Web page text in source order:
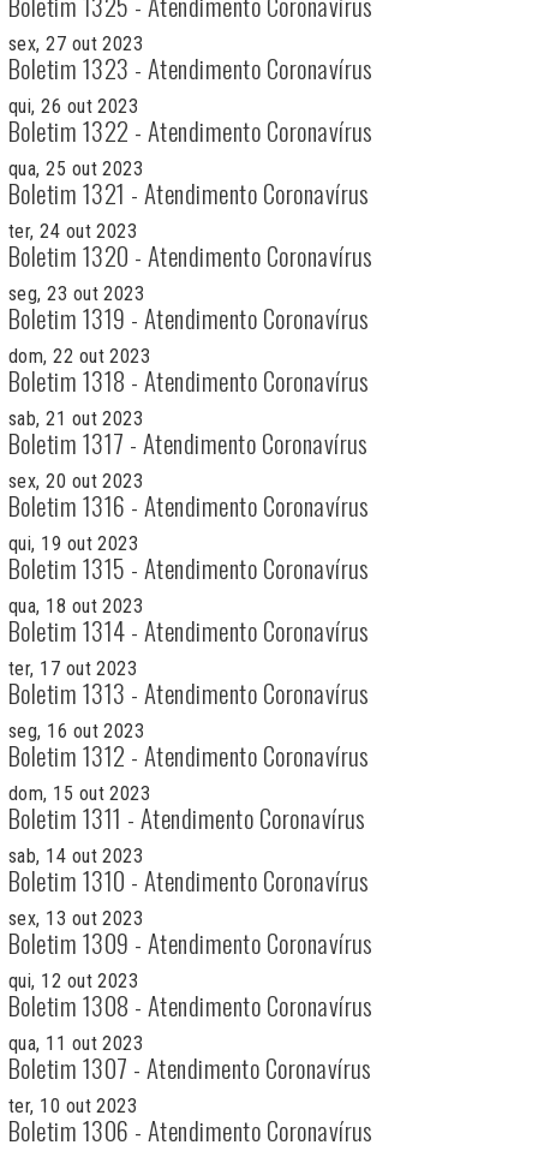
sex, 27 out 2023
Boletim 1323 - Atendimento Coronavírus
qui, 26 out 2023
Boletim 1322 - Atendimento Coronavírus
qua, 25 out 2023
Boletim 1321 - Atendimento Coronavírus
ter, 24 out 2023
Boletim 1320 - Atendimento Coronavírus
seg, 23 out 2023
Boletim 1319 - Atendimento Coronavírus
dom, 22 out 2023
Boletim 1318 - Atendimento Coronavírus
sab, 21 out 2023
Boletim 1317 - Atendimento Coronavírus
sex, 20 out 2023
Boletim 1316 - Atendimento Coronavírus
qui, 19 out 2023
Boletim 1315 - Atendimento Coronavírus
qua, 18 out 2023
Boletim 1314 - Atendimento Coronavírus
ter, 17 out 2023
Boletim 1313 - Atendimento Coronavírus
seg, 16 out 2023
Boletim 1312 - Atendimento Coronavírus
dom, 15 out 2023
Boletim 1311 - Atendimento Coronavírus
sab, 14 out 2023
Boletim 1310 - Atendimento Coronavírus
sex, 13 out 2023
Boletim 1309 - Atendimento Coronavírus
qui, 12 out 2023
Boletim 1308 - Atendimento Coronavírus
qua, 11 out 2023
Boletim 1307 - Atendimento Coronavírus
ter, 10 out 2023
Boletim 1306 - Atendimento Coronavírus